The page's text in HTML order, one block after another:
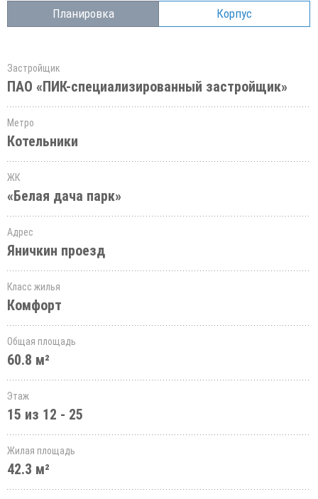
Планировка Корпус
Застройщик
ПАО «ПИК-специализированный застройщик»
Метро
Котельники
ЖК
«Белая дача парк»
Адрес
Яничкин проезд
Класс жилья
Комфорт
Общая площадь
60.8 м²
Этаж
15 из 12 - 25
Жилая площадь
42.3 м²